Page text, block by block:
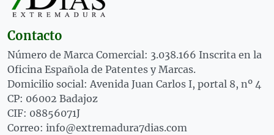
Contacto
Número de Marca Comercial: 3.038.166 Inscrita en la
Oficina Española de Patentes y Marcas.
Domicilio social: Avenida Juan Carlos I, portal 8, nº 4
CP: 06002 Badajoz
CIF: 08856071J
Correo: info@extremadura7dias.com